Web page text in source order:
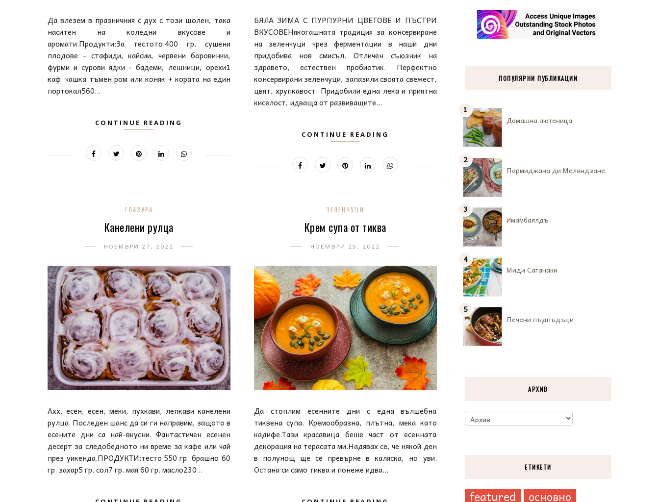
Да влезем в празничния с дух с този щолен, така
наситен на коледни вкусове и
аромати.Продукти:За тестото:400 гр. сушени
плодове - стафиди, кайсии, червени боровинки,
фурми и сурови ядки - бадеми, лешници, орехи1
каф. чашка тъмен ром или коняк + кората на един
портокал560...
CONTINUE READING
БЯЛА ЗИМА С ПУРПУРНИ ЦВЕТОВЕ И ПЪСТРИ
ВКУСОВЕНякогашната традиция за консервиране
на зеленчуци чрез ферментации в наши дни
придобива нов смисъл. Отличен съюзник на
здравето, естествен пробиотик. Перфектно
консервирани зеленчуци, запазили своята свежест,
цвят, хрупкавост. Придобили една лека и приятна
киселост, идваща от развиващите...
CONTINUE READING
ГЛАЗУРА
Канелени рулца
НОЕМВРИ 27, 2022
Ахх, есен, есен, меки, пухкави, лепкави канелени
рулца. Последен шанс да си ги направим, защото в
есените дни са най-вкусни. Фантастичен есенен
десерт за следобедното ни време за кафе или чай
през уикенда.ПРОДУКТИ:тесто:550 гр. брашно 60
гр. захар5 гр. сол7 гр. мая 60 гр. масло230...
ЗЕЛЕНЧУЦИ
Крем супа от тиква
НОЕМВРИ 25, 2022
Да стоплим есенните дни с една вълшебна
тиквена супа. Кремообразна, плътна, мека като
кадифе.Тази красавица беше част от есенната
декорация на терасата ми.Надявах се, че някой ден
в полунощ ще се превърне в каляска, но уви.
Остана си само тиква и понеже идва...
ПОПУЛЯРНИ ПУБЛИКАЦИИ
Домашна лютеница
Пармиджана ди Меландзане
Имамбаялдъ
Миди Саганаки
Печени пъдпъдъци
АРХИВ
ЕТИКЕТИ
featured
основно